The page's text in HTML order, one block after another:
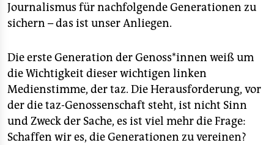
Journalismus für nachfolgende Generationen zu
sichern – das ist unser Anliegen.
Die erste Generation der Ge­nos­s*in­nen weiß um
die Wichtigkeit dieser wichtigen linken
Medienstimme, der taz. Die Herausforderung, vor
der die taz-Genossenschaft steht, ist nicht Sinn
und Zweck der Sache, es ist viel mehr die Frage:
Schaffen wir es, die Generationen zu ver­einen?